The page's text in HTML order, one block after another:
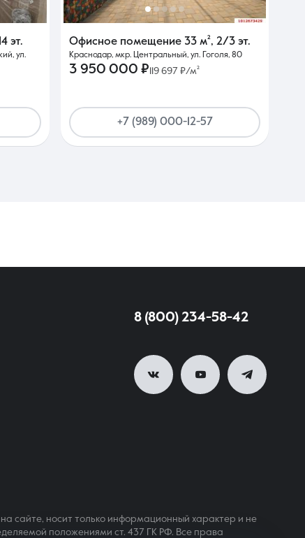
14 эт.
ул.
Офисное помещение 33 м², 2/3 эт.
Краснодар, мкр. Центральный, ул. Гоголя, 80
3 950 000 ₽ 119 697 ₽/м²
+7 (989) 000-12-57
8 (800) 234-58-42
сайте, носит только информационный характер и не
положениями ст. 437 ГК РФ. Все права